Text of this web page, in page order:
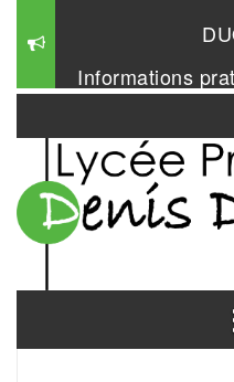
contenu
Informations